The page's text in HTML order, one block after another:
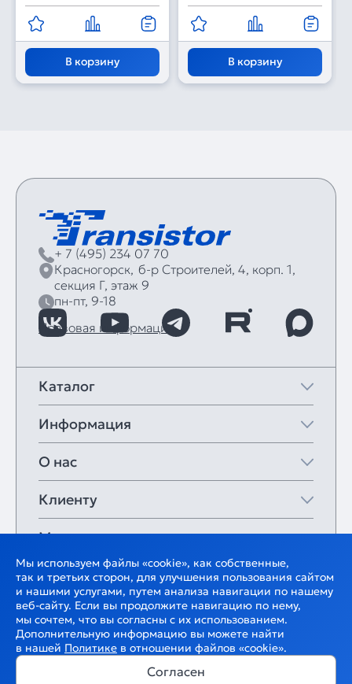
В корзину
В корзину В корзину
+ 7 (495) 234 07 70
Красногорск, б‑р Строителей, 4, корп. 1,
секция Г, этаж 9
пн-пт, 9-18
Правовая информация
Каталог
Информация
О нас
Клиенту
Мои закладки
Мы используем файлы «cookie», как собственные,
так и третьих сторон, для улучшения пользования сайтом
и нашими услугами, путем анализа навигации по нашему
веб-сайту. Если вы продолжите навигацию по нему,
мы сочтем, что вы согласны с их использованием.
Дополнительную информацию вы можете найти
в нашей Политике в отношении файлов «cookie».
Согласен